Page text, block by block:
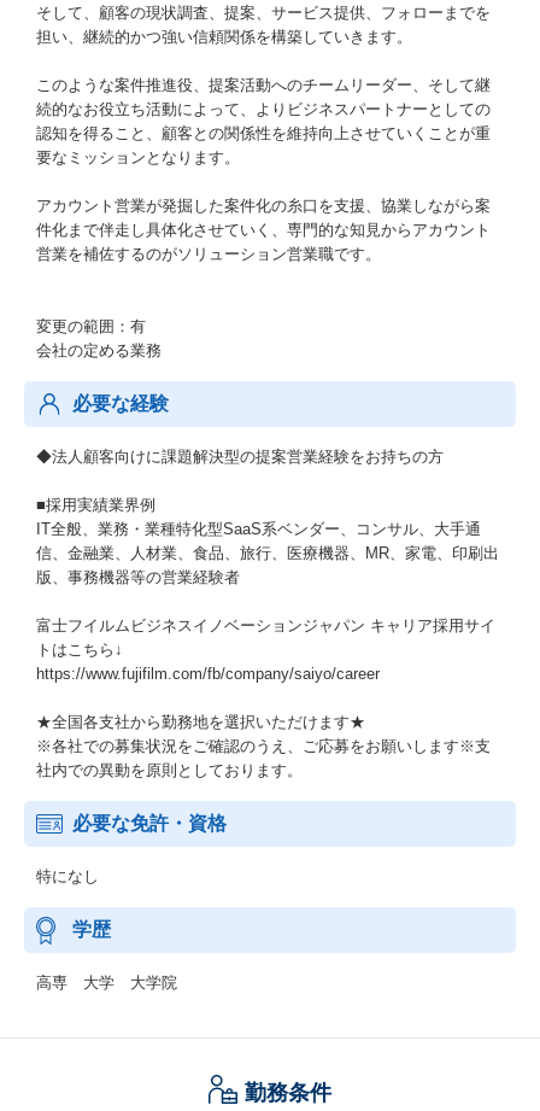
そして、顧客の現状調査、提案、サービス提供、フォローまでを
担い、継続的かつ強い信頼関係を構築していきます。
このような案件推進役、提案活動へのチームリーダー、そして継
続的なお役立ち活動によって、よりビジネスパートナーとしての
認知を得ること、顧客との関係性を維持向上させていくことが重
要なミッションとなります。
アカウント営業が発掘した案件化の糸口を支援、協業しながら案
件化まで伴走し具体化させていく、専門的な知見からアカウント
営業を補佐するのがソリューション営業職です。
変更の範囲：有
会社の定める業務
必要な経験
◆法人顧客向けに課題解決型の提案営業経験をお持ちの方
■採用実績業界例
IT全般、業務・業種特化型SaaS系ベンダー、コンサル、大手通
信、金融業、人材業、食品、旅行、医療機器、MR、家電、印刷出
版、事務機器等の営業経験者
富士フイルムビジネスイノベーションジャパン キャリア採用サイ
トはこちら↓
https://www.fujifilm.com/fb/company/saiyo/career
★全国各支社から勤務地を選択いただけます★
※各社での募集状況をご確認のうえ、ご応募をお願いします※支
社内での異動を原則としております。
必要な免許・資格
特になし
学歴
高専 大学 大学院
勤務条件